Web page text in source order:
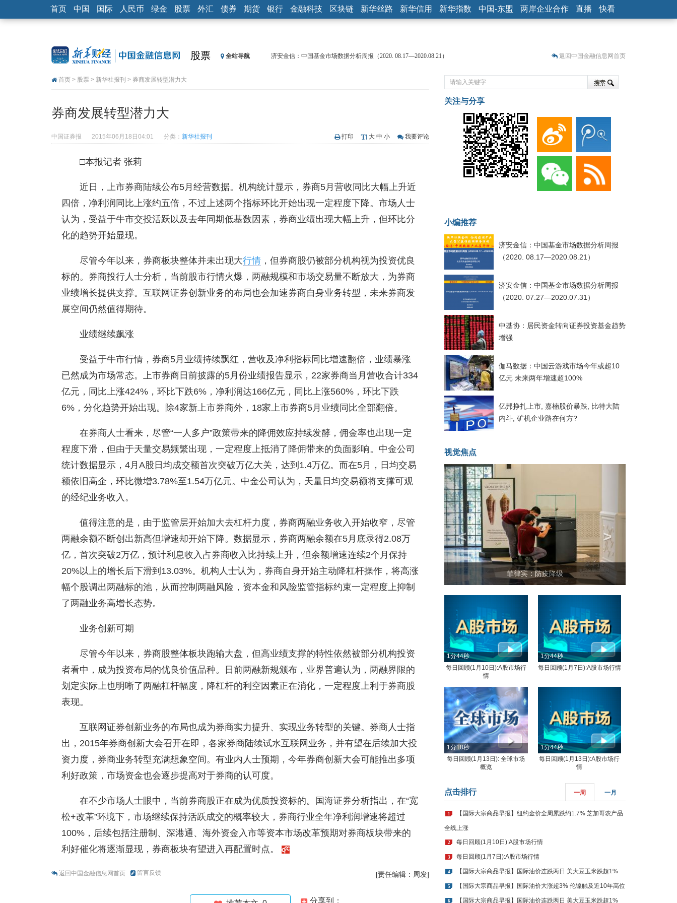
首页 中国 国际 人民币 绿金 股票 外汇 债券 期货 银行 金融科技 区块链 新华丝路 新华信用 新华指数 中国-东盟 两岸企业合作 直播 快看
股票 全站导航
济安金信：中国基金市场数据分析周报（2020. 08.17—2020.08.21）
央行公开市场净投放300亿元 短端资金利率明显下行
返回中国金融信息网首页
首页 > 股票 > 新华社报刊 > 券商发展转型潜力大
券商发展转型潜力大
中国证券报 2015年06月18日04:01 分类： 新华社报刊 打印 大 中 小 我要评论
□本报记者 张莉
近日，上市券商陆续公布5月经营数据。机构统计显示，券商5月营收同比大幅上升近
四倍，净利润同比上涨约五倍，不过上述两个指标环比开始出现一定程度下降。市场人士
认为，受益于牛市交投活跃以及去年同期低基数因素，券商业绩出现大幅上升，但环比分
化的趋势开始显现。
尽管今年以来，券商板块整体并未出现大行情 ，但券商股仍被部分机构视为投资优良
标的。券商投行人士分析，当前股市行情火爆，两融规模和市场交易量不断放大，为券商
业绩增长提供支撑。互联网证券创新业务的布局也会加速券商自身业务转型，未来券商发
展空间仍然值得期待。
业绩继续飙涨
受益于牛市行情，券商5月业绩持续飘红，营收及净利指标同比增速翻倍，业绩暴涨
已然成为市场常态。上市券商日前披露的5月份业绩报告显示，22家券商当月营收合计334
亿元，同比上涨424%，环比下跌6%，净利润达166亿元，同比上涨560%，环比下跌
6%，分化趋势开始出现。除4家新上市券商外，18家上市券商5月业绩同比全部翻倍。
在券商人士看来，尽管“一人多户”政策带来的降佣效应持续发酵，佣金率也出现一定
程度下滑，但由于天量交易频繁出现，一定程度上抵消了降佣带来的负面影响。中金公司
统计数据显示，4月A股日均成交额首次突破万亿大关，达到1.4万亿。而在5月，日均交易
额依旧高企，环比微增3.78%至1.54万亿元。中金公司认为，天量日均交易额将支撑可观
的经纪业务收入。
值得注意的是，由于监管层开始加大去杠杆力度，券商两融业务收入开始收窄，尽管
两融余额不断创出新高但增速却开始下降。数据显示，券商两融余额在5月底录得2.08万
亿，首次突破2万亿，预计利息收入占券商收入比持续上升，但余额增速连续2个月保持
20%以上的增长后下滑到13.03%。机构人士认为，券商自身开始主动降杠杆操作，将高涨
幅个股调出两融标的池，从而控制两融风险，资本金和风险监管指标约束一定程度上抑制
了两融业务高增长态势。
业务创新可期
尽管今年以来，券商股整体板块跑输大盘，但高业绩支撑的特性依然被部分机构投资
者看中，成为投资布局的优良价值品种。日前两融新规颁布，业界普遍认为，两融界限的
划定实际上也明晰了两融杠杆幅度，降杠杆的利空因素正在消化，一定程度上利于券商股
表现。
互联网证券创新业务的布局也成为券商实力提升、实现业务转型的关键。券商人士指
出，2015年券商创新大会召开在即，各家券商陆续试水互联网业务，并有望在后续加大投
资力度，券商业务转型充满想象空间。有业内人士预期，今年券商创新大会可能推出多项
利好政策，市场资金也会逐步提高对于券商的认可度。
在不少市场人士眼中，当前券商股正在成为优质投资标的。国海证券分析指出，在“宽
松+改革”环境下，市场继续保持活跃成交的概率较大，券商行业全年净利润增速将超过
100%，后续包括注册制、深港通、海外资金入市等资本市场改革预期对券商板块带来的
利好催化将逐渐显现，券商板块有望进入再配置时点。
返回中国金融信息网首页 留言反馈 [责任编辑：周发]
分享到：
关注与分享
小编推荐
济安金信：中国基金市场数据分析周报
（2020. 08.17—2020.08.21）
济安金信：中国基金市场数据分析周报
（2020. 07.27—2020.07.31）
中基协：居民资金转向证券投资基金趋势
增强
伽马数据：中国云游戏市场今年或超10
亿元 未来两年增速超100%
亿邦挣扎上市, 嘉楠股价暴跌, 比特大陆
内斗, 矿机企业路在何方?
视觉焦点
菲律宾：防疫降级
< >
1分44秒
每日回顾(1月10日):A股市场行
情
1分44秒
每日回顾(1月7日):A股市场行情
1分18秒
每日回顾(1月13日): 全球市场
概览
1分44秒
每日回顾(1月13日):A股市场行
情
点击排行 一周 一月
1 【国际大宗商品早报】纽约金价全周累跌约1.7% 芝加哥农产品
全线上涨
2 每日回顾(1月10日):A股市场行情
3 每日回顾(1月7日):A股市场行情
4 【国际大宗商品早报】国际油价连跌两日 美大豆玉米跌超1%
5 【国际大宗商品早报】国际油价大涨超3% 伦镍触及近10年高位
6 【国际大宗商品早报】国际油价连跌两日 美大豆玉米跌超1%